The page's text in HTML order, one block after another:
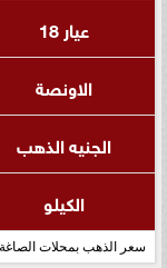
عيار 18
الاونصة
الجنيه الذهب
الكيلو
سعر الذهب بمحلات